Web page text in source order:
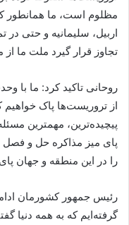
مظلوم است، ما همانطور
اربیل، سلیمانیه و حتی
تجاوز قرار گیرد ملت ما
روحانی تاکید کرد: ما با
از تروریست‌ها پاک
پیچیده‌ترین، مهمترین
پای میز مذاکره حل و فصل
را در این منطقه و جهان
رئیس جمهور کشورمان
گرفته‌ایم که به همه دنیا